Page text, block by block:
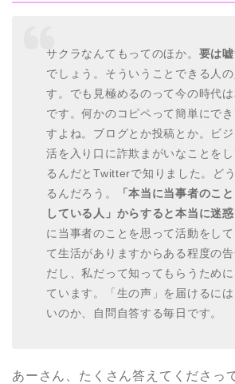
サクラなんてもってのほか。 要は
でしょう。そういうことできる人
す。でも見極めるのって今の時代
です。何かのコピペって簡単にで
すよね。ブログとか投稿とか。ビ
活を入り口に詐欺まがいなことを
るんだとTwitterで知りました。ど
るんだろう。
「本当に当事者のこ
している人」からすると本当に迷惑
に当事者のことを思って活動をし
て生活がありますからある程度の
だし、私だって知ってもらうため
ています。「生の声」を届けるに
いのか、自問自答する毎日です。
あーさん、たくさん答えてくださっ